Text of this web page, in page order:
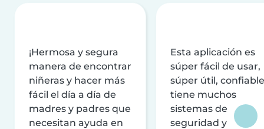
¡Hermosa y segura
manera de encontrar
niñeras y hacer más
fácil el día a día de
madres y padres que
necesitan ayuda en
Esta aplicación es
súper fácil de usar,
súper útil,
tiene muchos
sistemas de
seguridad y